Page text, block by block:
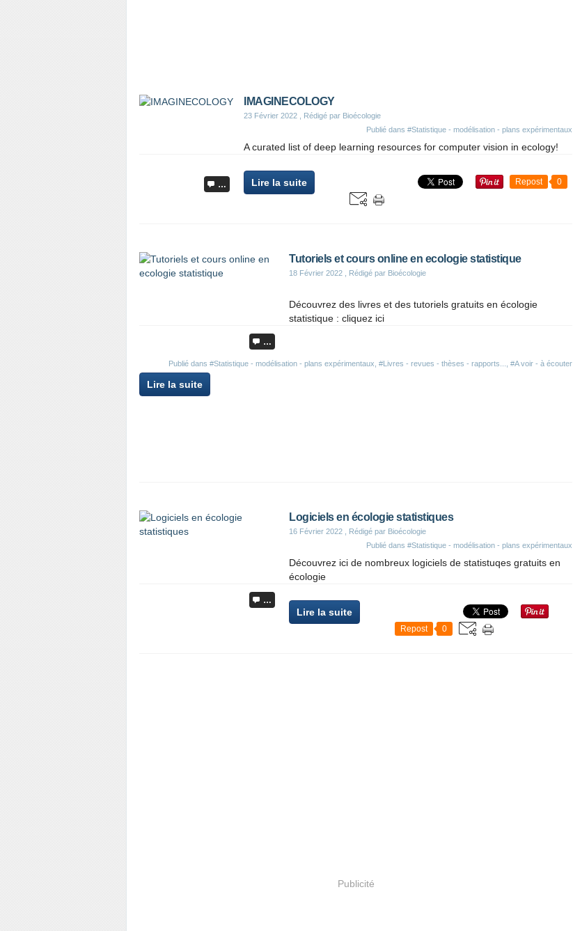
…
IMAGINECOLOGY
23 Février 2022 , Rédigé par Bioécologie
Publié dans #Statistique - modélisation - plans expérimentaux
A curated list of deep learning resources for computer vision in ecology!
Lire la suite Repost 0
…
Tutoriels et cours online en ecologie statistique
18 Février 2022 , Rédigé par Bioécologie
Publié dans #Statistique - modélisation - plans expérimentaux #Livres - revues - thèses - rapports... #A voir - à écouter
Découvrez des livres et des tutoriels gratuits en écologie
statistique : cliquez ici
Lire la suite
…
Logiciels en écologie statistiques
16 Février 2022 , Rédigé par Bioécologie
Publié dans #Statistique - modélisation - plans expérimentaux
Découvrez ici de nombreux logiciels de statistuqes gratuits en
écologie
Lire la suite
Repost 0
Publicité